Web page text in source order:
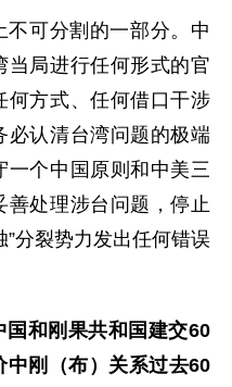
可分割的一部分。中
当局进行任何形式的官
何方式、任何借口干涉
必认清台湾问题的极端
一个中国原则和中美三
处理涉台问题，停止
”分裂势力发出任何错误
和刚果共和国建交60
中刚（布）关系过去60